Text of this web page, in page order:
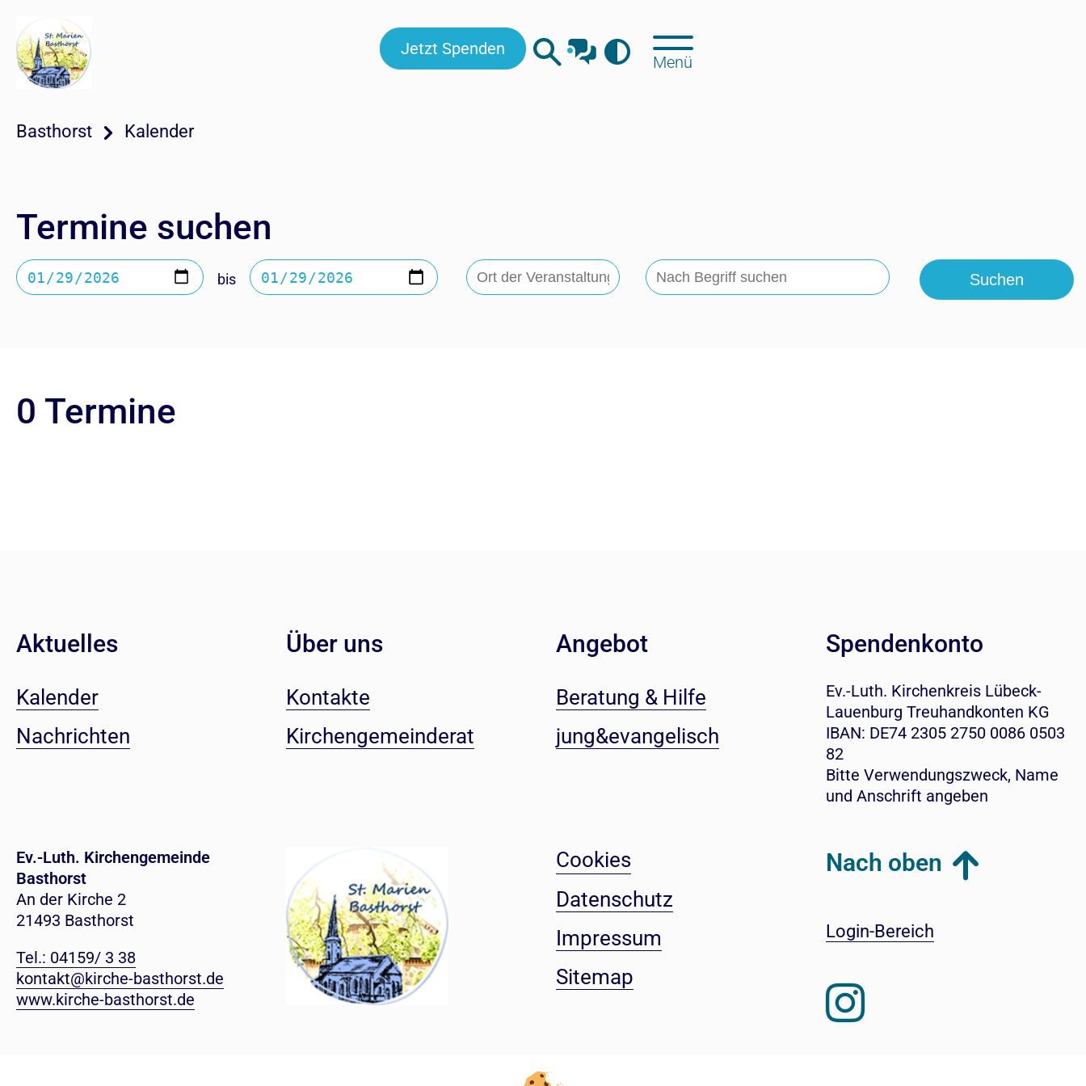
Jetzt Spenden
Menü
Basthorst Kalender
Termine suchen
bis Suchen
0 Termine
Aktuelles
Kalender
Nachrichten
Über uns
Kontakte
Kirchengemeinderat
Angebot
Beratung & Hilfe
jung&evangelisch
Spendenkonto
Ev.-Luth. Kirchenkreis Lübeck-
Lauenburg Treuhandkonten KG
IBAN: DE74 2305 2750 0086 0503
82
Bitte Verwendungszweck, Name
und Anschrift angeben
Ev.-Luth. Kirchengemeinde
Basthorst
An der Kirche 2
21493 Basthorst
Tel.: 04159/ 3 38
kontakt@kirche-basthorst.de
www.kirche-basthorst.de
Cookies
Datenschutz
Impressum
Sitemap
Nach oben
Login-Bereich